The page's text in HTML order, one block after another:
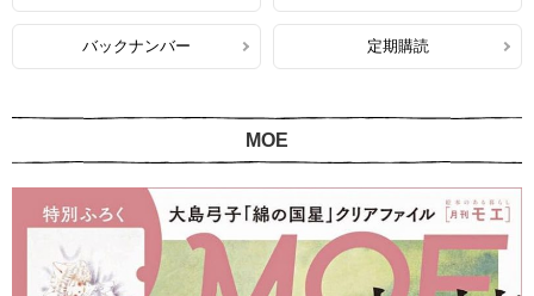
バックナンバー 定期購読
MOE